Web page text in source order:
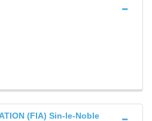
(FIA) Sin-le-Noble